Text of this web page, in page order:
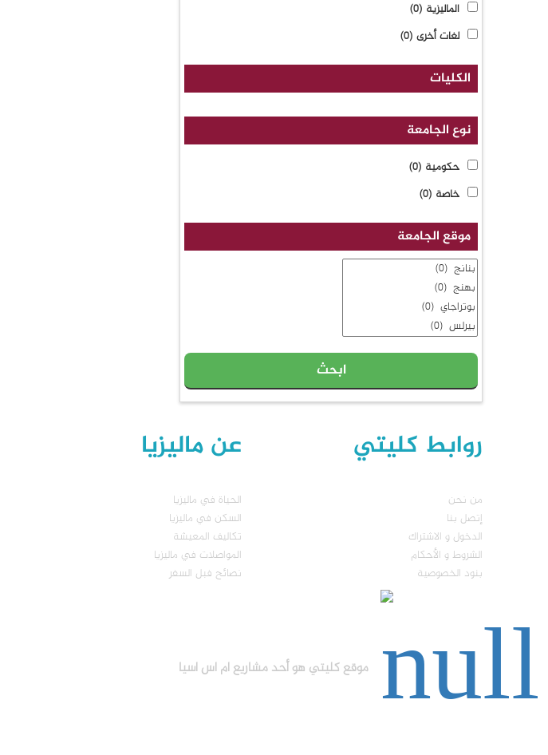
الماليزية (0)
لغات أخرى (0)
الكليات
نوع الجامعة
حكومية (0)
خاصة (0)
موقع الجامعة
عن ماليزيا
الحياة في ماليزيا
السكن في ماليزيا
تكاليف المعيشة
المواصلات في ماليزيا
نصائح فبل السفر
روابط كليتي
من نحن
إتصل بنا
الدخول و الاشتراك
الشروط و الأحكام
بنود الخصوصية
موقع كليتي هو أحد مشاريع ام اس اسيا